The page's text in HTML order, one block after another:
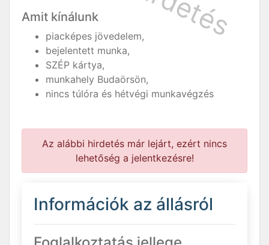
Amit kínálunk
piacképes jövedelem,
bejelentett munka,
SZÉP kártya,
munkahely Budaörsön,
nincs túlóra és hétvégi munkavégzés
Az alábbi hirdetés már lejárt, ezért nincs
lehetőség a jelentkezésre!
Információk az állásról